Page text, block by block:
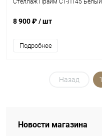
8 900 ₽/ шт
Подробнее
Назад 1
Новости магазина